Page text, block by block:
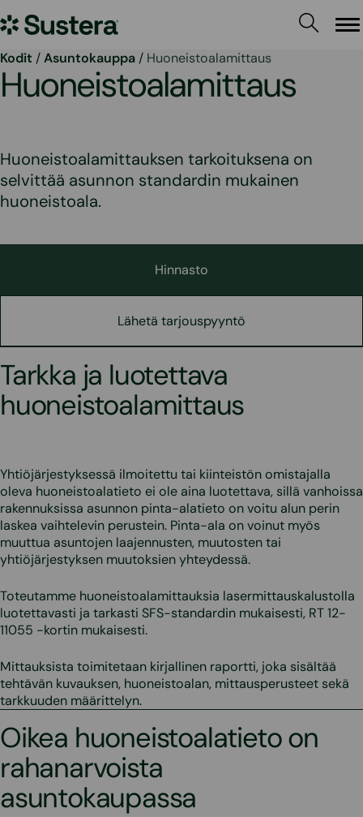
sisältöön
Sustera
Kodit /Asuntokauppa / Huoneistoalamittaus
Huoneistoalamittaus
Huoneistoalamittauksen tarkoituksena on
selvittää asunnon standardin mukainen
huoneistoala.
Hinnasto
Lähetä tarjouspyyntö
Tarkka ja luotettava
huoneistoalamittaus
Yhtiöjärjestyksessä ilmoitettu tai kiinteistön omistajalla
oleva huoneistoalatieto ei ole aina luotettava, sillä vanhoissa
rakennuksissa asunnon pinta-alatieto on voitu alun perin
laskea vaihtelevin perustein. Pinta-ala on voinut myös
muuttua asuntojen laajennusten, muutosten tai
yhtiöjärjestyksen muutoksien yhteydessä.
Toteutamme huoneistoalamittauksia lasermittauskalustolla
luotettavasti ja tarkasti SFS-standardin mukaisesti, RT 12-
11055 -kortin mukaisesti.
Mittauksista toimitetaan kirjallinen raportti, joka sisältää
tehtävän kuvauksen, huoneistoalan, mittausperusteet sekä
tarkkuuden määrittelyn.
Oikea huoneistoalatieto on
rahanarvoista
asuntokaupassa